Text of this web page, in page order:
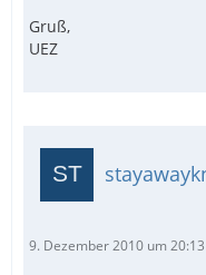
Gruß,
UEZ
9. Dezember 2010 um 20:13